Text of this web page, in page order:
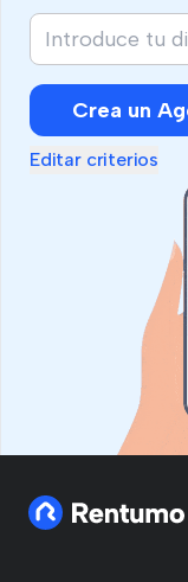
Crea un
Editar criterios